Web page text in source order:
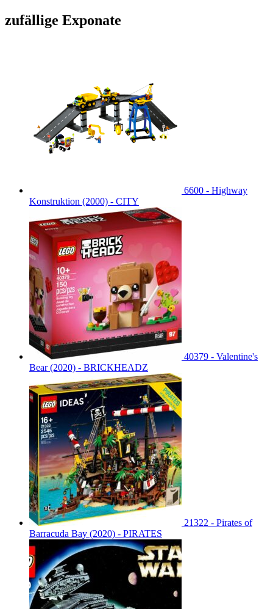
zufällige Exponate
6600 - Highway
Konstruktion (2000) - CITY
40379 - Valentine's
Bear (2020) - BRICKHEADZ
21322 - Pirates of
Barracuda Bay (2020) - PIRATES